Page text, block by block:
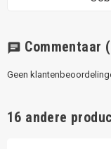
chat Commentaar
Geen
16 andere